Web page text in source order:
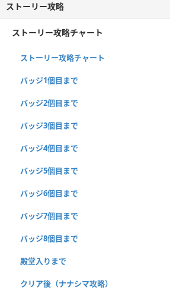
ストーリー攻略
ストーリー攻略チャート
ストーリー攻略チャート
バッジ1個目まで
バッジ2個目まで
バッジ3個目まで
バッジ4個目まで
バッジ5個目まで
バッジ6個目まで
バッジ7個目まで
バッジ8個目まで
殿堂入りまで
クリア後（ナナシマ攻略）